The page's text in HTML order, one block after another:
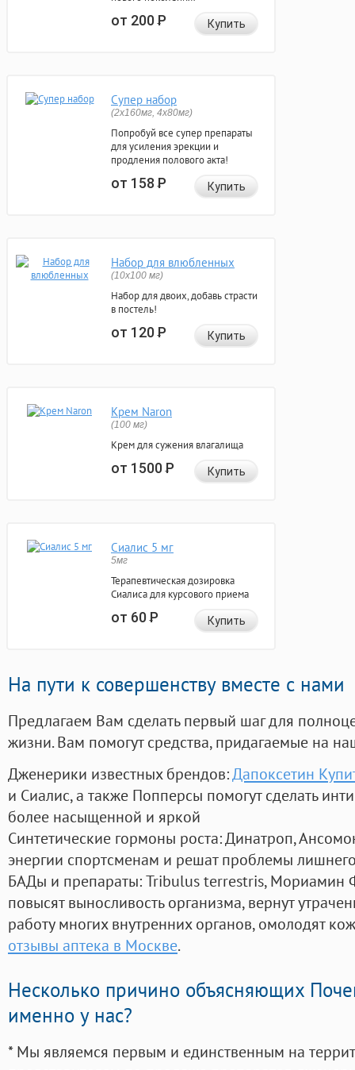
от 200Р Купить
Супер набор
(2х160мг, 4х80мг)
Попробуй все супер препараты
для усиления эрекции и
продления полового акта!
от 158Р Купить
Набор для влюбленных
(10х100 мг)
Набор для двоих, добавь страсти
в постель!
от 120Р Купить
Крем Naron
(100 мг)
Крем для сужения влагалища
от 1500Р Купить
Сиалис 5 мг
5мг
Терапевтическая дозировка
Сиалиса для курсового приема
от 60Р Купить
На пути к совершенству вместе с нами
Предлагаем Вам сделать первый шаг для
жизни. Вам помогут средства, придагаемые на
Дженерики известных брендов:Дапоксетин
и Сиалис, а также Попперсы помогут сделать
более насыщенной и яркой
Синтетические гормоны роста: Динатроп,
энергии спортсменам и решат проблемы
БАДы и препараты:Tribulus terrestris, Мориамин
повысят выносливость организма, вернут
работу многих внутренних органов, омолодят
отзывы аптека в Москве.
Несколько причино объясняющих
именно у нас?
* Мы являемся первым и единственным на